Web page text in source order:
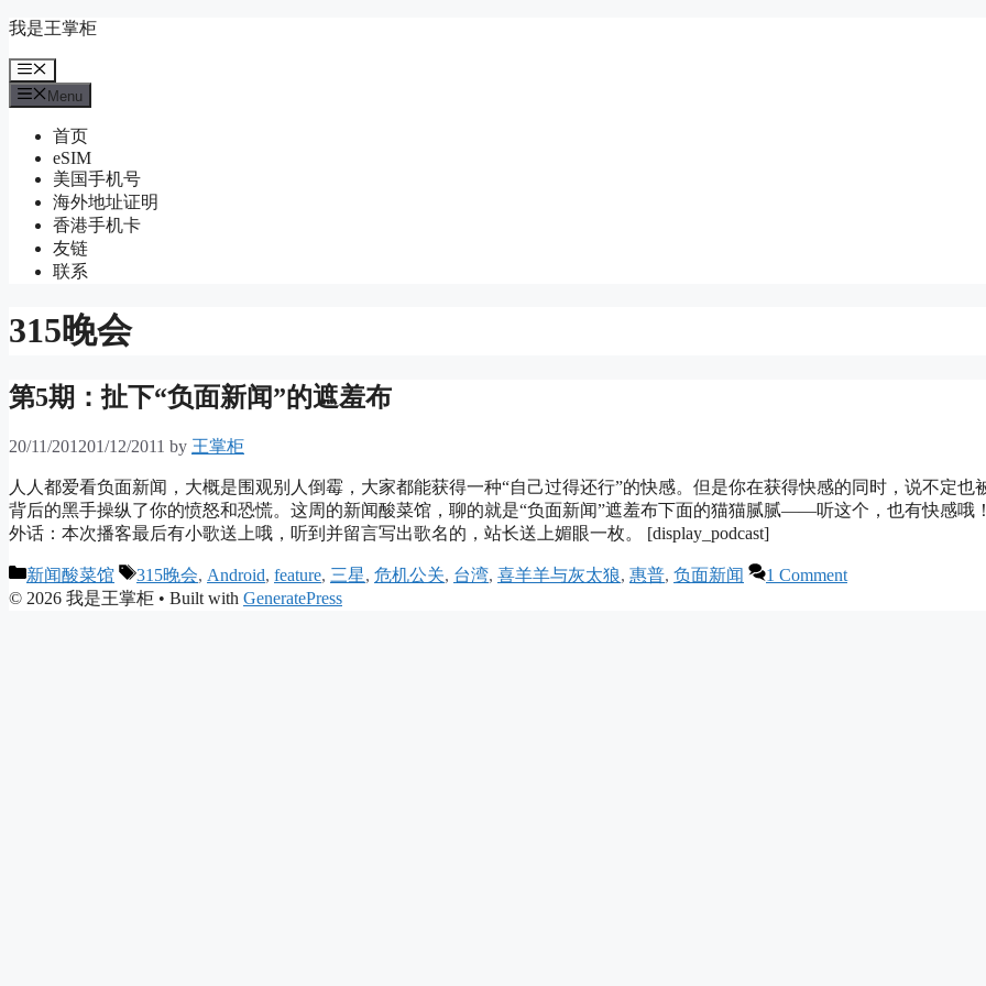
Skip
content
我是王掌柜
Menu
Menu
首页
eSIM
美国手机号
海外地址证明
香港手机卡
友链
联系
315晚会
第5期：扯下“负面新闻”的遮羞布
20/11/201201/12/2011 by 王掌柜
人人都爱看负面新闻，大概是围观别人倒霉，大家都能获得一种“自己过得还行”的快感。但是你在获得快感的同时，说不定也
背后的黑手操纵了你的愤怒和恐慌。这周的新闻酸菜馆，聊的就是“负面新闻”遮羞布下面的猫猫腻腻——听这个，也有快感哦
外话：本次播客最后有小歌送上哦，听到并留言写出歌名的，站长送上媚眼一枚。 [display_podcast]
Categories
新闻酸菜馆 Tags
315晚会, Android, feature, 三星, 危机公关, 台湾, 喜羊羊与灰太狼, 惠普, 负面新闻
1 Comment
© 2026 我是王掌柜 • Built with GeneratePress